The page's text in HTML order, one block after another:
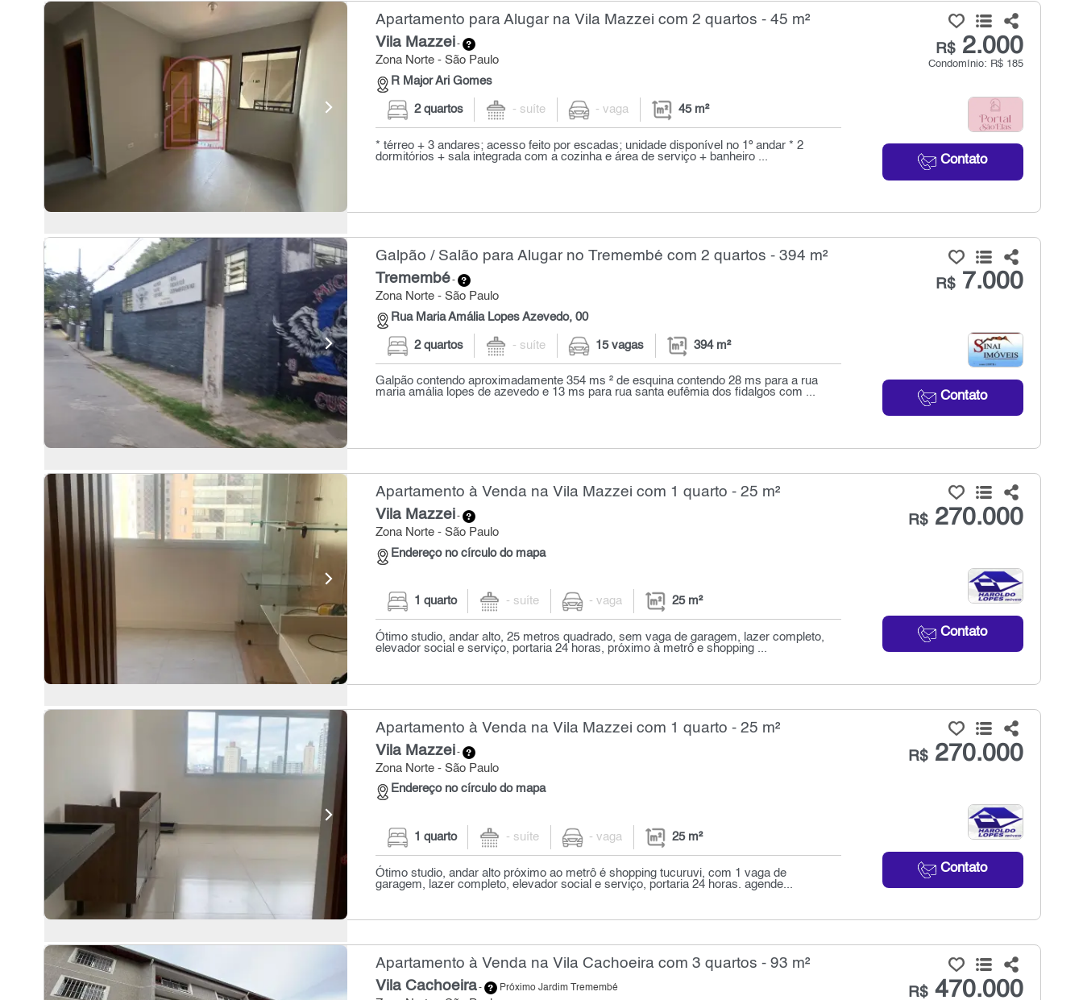
Apartamento para Alugar na Vila Mazzei com 2 quartos - 45 m²
Vila Mazzei-
Zona Norte - São Paulo
R Major Ari Gomes
R$2.000
Condomínio: R$ 185
Contato
2 quartos - suíte - vaga 45 m²
* térreo + 3 andares; acesso feito por escadas; unidade disponível no 1º andar * 2
dormitórios + sala integrada com a cozinha e área de serviço + banheiro ...
Galpão / Salão para Alugar no Tremembé com 2 quartos - 394 m²
Tremembé-
Zona Norte - São Paulo
Rua Maria Amália Lopes Azevedo, 00
R$7.000
Contato
2 quartos - suíte 15 vagas 394 m²
Galpão contendo aproximadamente 354 ms ² de esquina contendo 28 ms para a rua
maria amália lopes de azevedo e 13 ms para rua santa eufêmia dos fidalgos com ...
Apartamento à Venda na Vila Mazzei com 1 quarto - 25 m²
Vila Mazzei-
Zona Norte - São Paulo
Endereço no círculo do mapa
R$270.000
Contato
1 quarto - suíte - vaga 25 m²
Ótimo studio, andar alto, 25 metros quadrado, sem vaga de garagem, lazer completo,
elevador social e serviço, portaria 24 horas, próximo à metrô e shopping ...
Apartamento à Venda na Vila Mazzei com 1 quarto - 25 m²
Vila Mazzei-
Zona Norte - São Paulo
Endereço no círculo do mapa
R$270.000
Contato
1 quarto - suíte - vaga 25 m²
Ótimo studio, andar alto próximo ao metrô é shopping tucuruvi, com 1 vaga de
garagem, lazer completo, elevador social e serviço, portaria 24 horas. agende...
Apartamento à Venda na Vila Cachoeira com 3 quartos - 93 m²
Vila Cachoeira- Próximo Jardim Tremembé R$470.000